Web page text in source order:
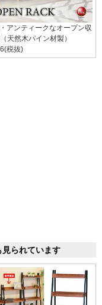
アンティークなオープン収
天然木パイン材製）
税抜)
られています